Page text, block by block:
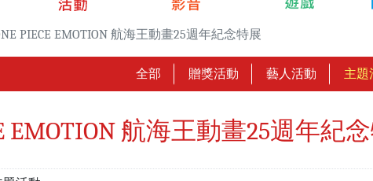
PIECE EMOTION 航海王動畫25週年紀念特展
全部 贈獎活動 藝人活動 主題
EMOTION 航海王動畫25週年紀